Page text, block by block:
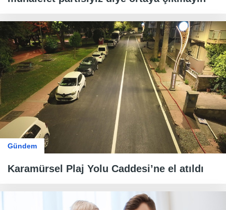
Gündem
Karamürsel Plaj Yolu Caddesi’ne el atıldı